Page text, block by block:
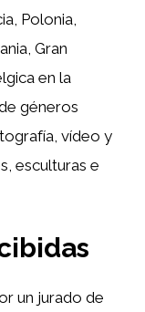
Polonia,
Gran
en la
géneros
vídeo y
esculturas e
un jurado de